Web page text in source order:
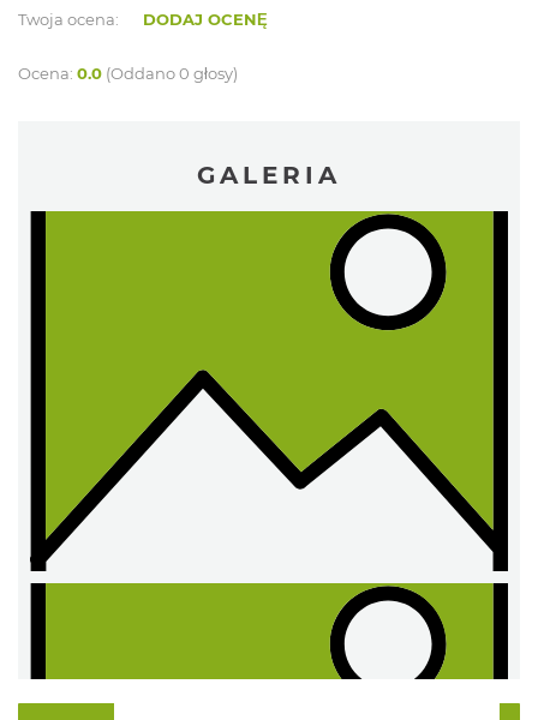
Twoja ocena: DODAJ OCENĘ
Ocena: 0.0 (Oddano 0 głosy)
GALERIA